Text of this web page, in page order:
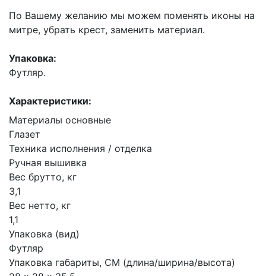
По Вашему желанию мы можем поменять иконы на
митре, убрать крест, заменить материал.
Упаковка:
Футляр.
Характеристики:
Материалы основные
Глазет
Техника исполнения / отделка
Ручная вышивка
Вес брутто, кг
3,1
Вес нетто, кг
1,1
Упаковка (вид)
Футляр
Упаковка габариты, СМ (длина/ширина/высота)